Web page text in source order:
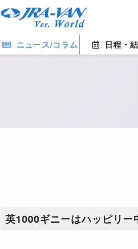
ニュース/コラム 日程・
英1000ギニーはハッピリ